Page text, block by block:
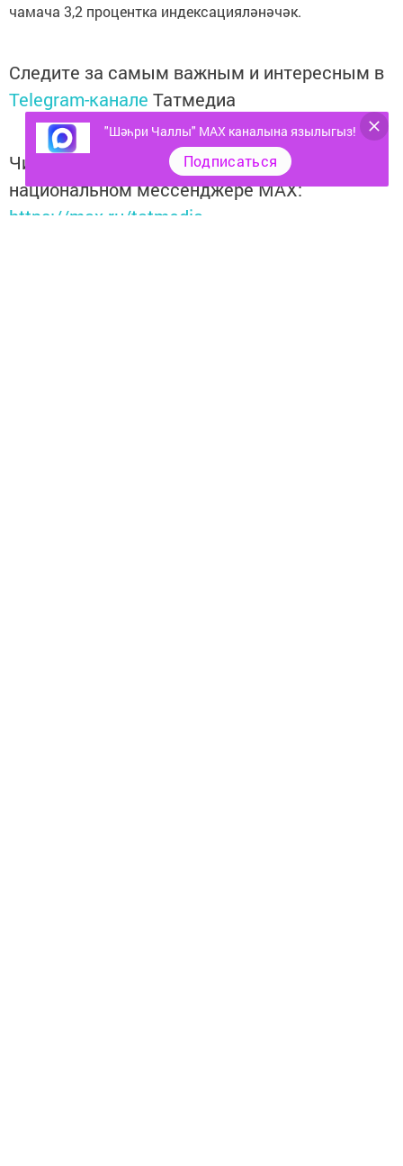
чамача 3,2 процентка индексацияләнәчәк.
Следите за самым важным и интересным в
Telegram-канале Татмедиа
Читайте новости Татарстана в
национальном мессенджере MАХ:
https://max.ru/tatmedia
"Шәһри Чаллы" MAX каналына язылыгыз!
Подписаться